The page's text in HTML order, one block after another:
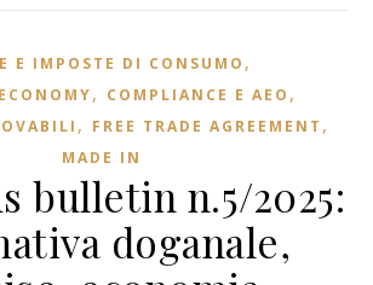
E IMPOSTE DI CONSUMO ,
, COMPLIANCE E AEO ,
, FREE TRADE AGREEMENT ,
MADE IN
bulletin n.5/2025:
doganale,